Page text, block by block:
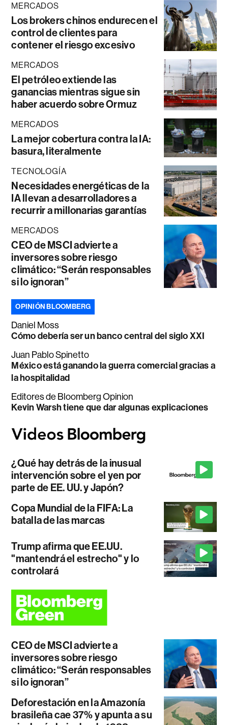
MERCADOS
Los brokers chinos endurecen el
control de clientes para
contener el riesgo excesivo
MERCADOS
El petróleo extiende las
ganancias mientras sigue sin
haber acuerdo sobre Ormuz
MERCADOS
La mejor cobertura contra la IA:
basura, literalmente
TECNOLOGÍA
Necesidades energéticas de la
IA llevan a desarrolladores a
recurrir a millonarias garantías
MERCADOS
CEO de MSCI advierte a
inversores sobre riesgo
climático: “Serán responsables
si lo ignoran”
OPINIÓN BLOOMBERG
Daniel Moss
Cómo debería ser un banco central del siglo XXI
Juan Pablo Spinetto
México está ganando la guerra comercial gracias a
la hospitalidad
Editores de Bloomberg Opinion
Kevin Warsh tiene que dar algunas explicaciones
¿Qué hay detrás de la inusual
intervención sobre el yen por
parte de EE. UU. y Japón?
Copa Mundial de la FIFA: La
batalla de las marcas
Trump afirma que EE.UU.
"mantendrá el estrecho" y lo
controlará
CEO de MSCI advierte a
inversores sobre riesgo
climático: “Serán responsables
si lo ignoran”
Deforestación en la Amazonía
brasileña cae 37% y apunta a su